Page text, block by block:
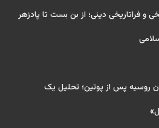
و فراتاریخی دینی؛ از بن بست تا پادزهر
روسیه پس از پوتین؛ تحلیل یک